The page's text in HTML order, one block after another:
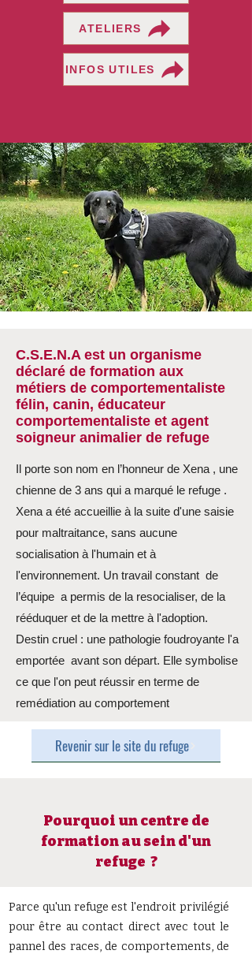
ATELIERS
INFOS UTILES
C.S.E.N.A est un organisme
déclaré de formation aux
métiers de comportementaliste
félin, canin, éducateur
comportementaliste et agent
soigneur animalier de refuge
Il porte son nom en l’honneur de Xena , une
chienne de 3 ans qui a marqué le refuge .
Xena a été accueillie à la suite d'une saisie
pour maltraitance, sans aucune
socialisation à l'humain et à
l'environnement. Un travail constant de
l’équipe a permis de la resocialiser, de la
rééduquer et de la mettre à l'adoption.
Destin cruel : une pathologie foudroyante l'a
emportée avant son départ. Elle symbolise
ce que l'on peut réussir en terme de
remédiation au comportement
Revenir sur le site du refuge
Pourquoi un centre de
formation au sein d'un
refuge ?
Parce qu'un refuge est l'endroit privilégié
pour être au contact direct avec tout le
pannel des races, de comportements, de